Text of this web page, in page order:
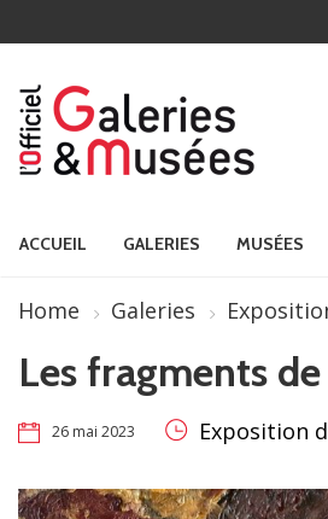
ACCUEIL GALERIES MUSÉES
Home Galeries
Les fragments
26 mai 2023 Exposition